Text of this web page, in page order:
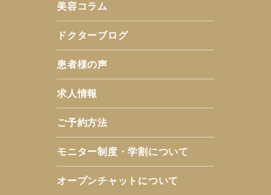
美容コラム
ドクターブログ
患者様の声
求人情報
ご予約方法
モニター制度・学割について
オープンチャットについて